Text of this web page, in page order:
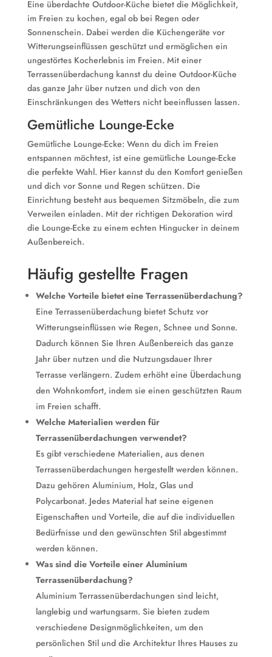
Eine überdachte Outdoor-Küche bietet die Möglichkeit,
im Freien zu kochen, egal ob bei Regen oder
Sonnenschein. Dabei werden die Küchengeräte vor
Witterungseinflüssen geschützt und ermöglichen ein
ungestörtes Kocherlebnis im Freien. Mit einer
Terrassenüberdachung kannst du deine Outdoor-Küche
das ganze Jahr über nutzen und dich von den
Einschränkungen des Wetters nicht beeinflussen lassen.
Gemütliche Lounge-Ecke
Gemütliche Lounge-Ecke: Wenn du dich im Freien
entspannen möchtest, ist eine gemütliche Lounge-Ecke
die perfekte Wahl. Hier kannst du den Komfort genießen
und dich vor Sonne und Regen schützen. Die
Einrichtung besteht aus bequemen Sitzmöbeln, die zum
Verweilen einladen. Mit der richtigen Dekoration wird
die Lounge-Ecke zu einem echten Hingucker in deinem
Außenbereich.
Häufig gestellte Fragen
Welche Vorteile bietet eine Terrassenüberdachung?
Eine Terrassenüberdachung bietet Schutz vor
Witterungseinflüssen wie Regen, Schnee und Sonne.
Dadurch können Sie Ihren Außenbereich das ganze
Jahr über nutzen und die Nutzungsdauer Ihrer
Terrasse verlängern. Zudem erhöht eine Überdachung
den Wohnkomfort, indem sie einen geschützten Raum
im Freien schafft.
Welche Materialien werden für
Terrassenüberdachungen verwendet?
Es gibt verschiedene Materialien, aus denen
Terrassenüberdachungen hergestellt werden können.
Dazu gehören Aluminium, Holz, Glas und
Polycarbonat. Jedes Material hat seine eigenen
Eigenschaften und Vorteile, die auf die individuellen
Bedürfnisse und den gewünschten Stil abgestimmt
werden können.
Was sind die Vorteile einer Aluminium
Terrassenüberdachung?
Aluminium Terrassenüberdachungen sind leicht,
langlebig und wartungsarm. Sie bieten zudem
verschiedene Designmöglichkeiten, um den
persönlichen Stil und die Architektur Ihres Hauses zu